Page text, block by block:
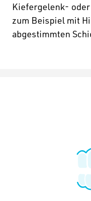
Kiefergelenk-
zum Beispiel mit
abgestimmten